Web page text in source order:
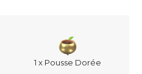
1 x Pousse Dorée